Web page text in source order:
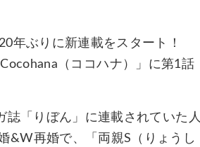
年ぶりに新連載をスタート！
（ココハナ）」に第1話
誌「りぼん」に連載されていた人
&W再婚で、「両親S（りょうし